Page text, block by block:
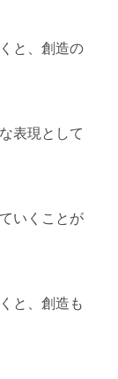
と、創造の
表現として
いくことが
と、創造も